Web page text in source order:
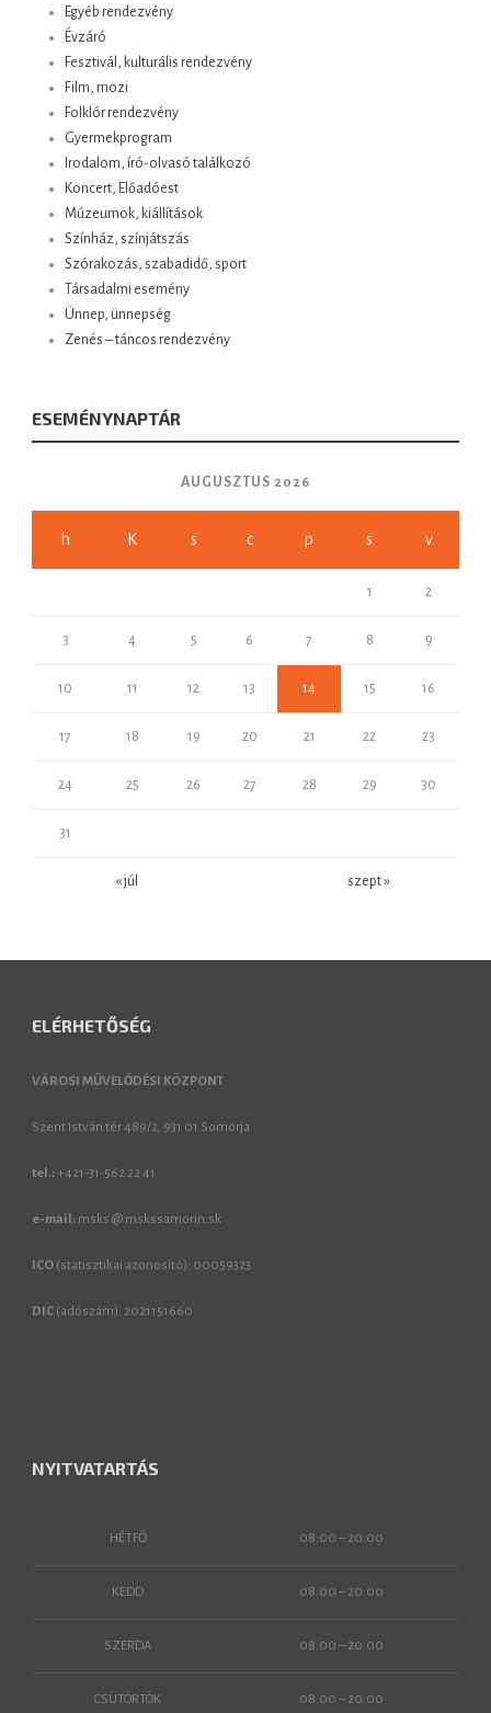
Egyéb rendezvény
Évzáró
Fesztivál, kulturális rendezvény
Film, mozi
Folklór rendezvény
Gyermekprogram
Irodalom, író-olvasó találkozó
Koncert, Előadóest
Múzeumok, kiállítások
Színház, színjátszás
Szórakozás, szabadidő, sport
Társadalmi esemény
Ünnep, ünnepség
Zenés – táncos rendezvény
ESEMÉNYNAPTÁR
AUGUSZTUS 2026
h K s c p s v
1 2
3 4 5 6 7 8 9
10 11 12 13 14 15 16
17 18 19 20 21 22 23
24 25 26 27 28 29 30
31
« júl szept »
ELÉRHETŐSÉG
VÁROSI MŰVELŐDÉSI KÖZPONT
Szent István tér 489/2, 931 01 Somorja
tel.: +421-31-562 22 41
e-mail: msks @ mskssamorin.sk
ICO (statisztikai azonosító): 00059323
DIC (adószám): 2021151660
NYITVATARTÁS
HÉTFŐ 08:00 – 20:00
KEDD 08:00 – 20:00
SZERDA 08:00 – 20:00
CSÜTÖRTÖK 08:00 – 20:00